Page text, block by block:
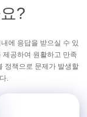
?
에 응답을 받으실 수 있
제공하여 원활하고 만족
정책으로 문제가 발생할
.